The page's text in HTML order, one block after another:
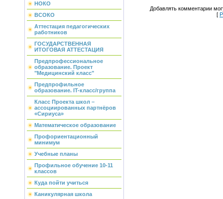
НОКО
ВСОКО
Аттестация педагогических
работников
ГОСУДАРСТВЕННАЯ
ИТОГОВАЯ АТТЕСТАЦИЯ
Предпрофессиональное
образование. Проект
"Медицинский класс"
Предпрофильное
образование. IT-класс/группа
Класс Проекта школ –
ассоциированных партнёров
«Сириуса»
Математическое образование
Профориентационный
минимум
Учебные планы
Профильное обучение 10-11
классов
Куда пойти учиться
Каникулярная школа
Добавлять комментарии
[